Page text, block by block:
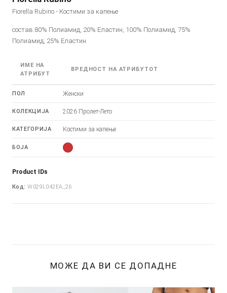
Fiorella Rubino - Костими за капење
состав:80% Полиамид, 20% Еластин, 100% Полиамид, 75%
Полиамид, 25% Еластин
ИМЕ НА
АТРИБУТ
ВРЕДНОСТ НА АТРИБУТОТ
ПОЛ Женски
КОЛЕКЦИЈА 2026 Пролет-Лето
КАТЕГОРИЈА Костими за капење
БОЈА
Product IDs
Код: W029L042EA_26
МОЖЕ ДА ВИ СЕ ДОПАДНЕ